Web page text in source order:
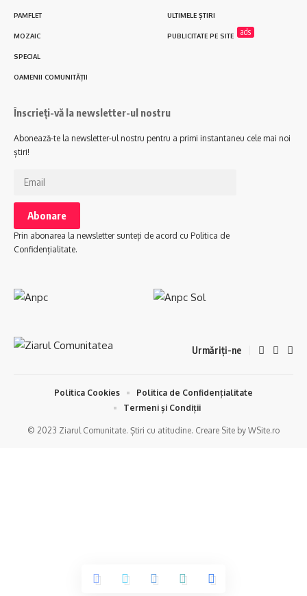
PAMFLET
MOZAIC
SPECIAL
OAMENII COMUNITĂȚII
ULTIMELE ȘTIRI
PUBLICITATE PE SITE ads
Înscrieți-vă la newsletter-ul nostru
Abonează-te la newsletter-ul nostru pentru a primi instantaneu cele mai noi
știri!
Prin abonarea la newsletter sunteți de acord cu Politica de
Confidențialitate.
Urmăriți-ne
© 2023 Ziarul Comunitate. Știri cu atitudine. Creare Site by WSite.ro
Politica Cookies
Politica de Confidențialitate
Termeni și Condiții